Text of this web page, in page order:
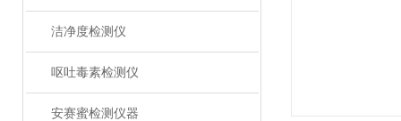
洁净度检测仪
呕吐毒素检测仪
安赛蜜检测仪器